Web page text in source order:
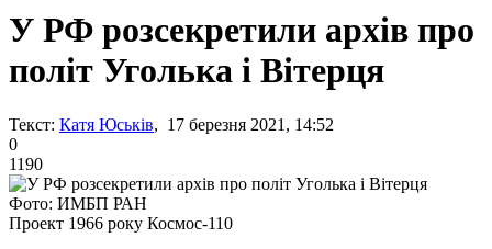
У РФ розсекретили архів про
політ Уголька і Вітерця
Текст: Катя Юськів, 17 березня 2021, 14:52
0
1190
Фото: ИМБП РАН
Проект 1966 року Космос-110